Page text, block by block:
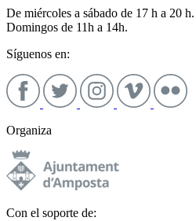
De miércoles a sábado de 17 h a 20 h.
Domingos de 11h a 14h.
Síguenos en:
Organiza
Con el soporte de: